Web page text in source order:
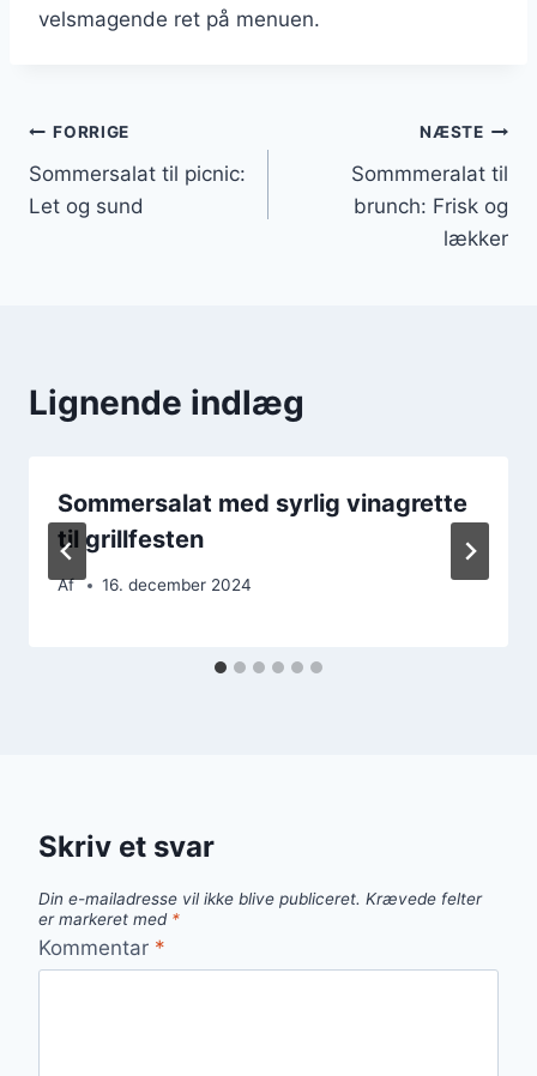
velsmagende ret på menuen.
Indlægsnavigation
FORRIGE
Sommersalat til picnic:
Let og sund
NÆSTE
Sommmeralat til
brunch: Frisk og
lækker
Lignende indlæg
Sommersalat med syrlig vinagrette
til grillfesten
Af 16. december 2024
Skriv et svar
Din e-mailadresse vil ikke blive publiceret. Krævede felter
er markeret med *
Kommentar *